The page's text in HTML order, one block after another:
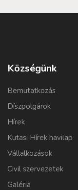
Községünk
Bemutatkozás
Díszpolgárok
Hírek
Kutasi Hírek havilap
Vállalkozások
Civil szervezetek
Galéria